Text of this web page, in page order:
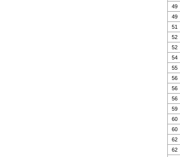
49
49
51
52
52
54
55
56
56
56
59
60
60
62
62